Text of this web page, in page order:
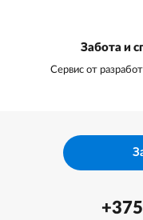
Забота и
Сервис от